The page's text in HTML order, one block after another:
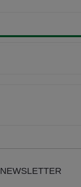
NEWSLETTER